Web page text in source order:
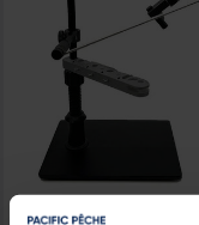
DANICA